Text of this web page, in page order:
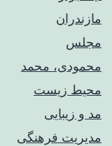
مازندران
مجلس
محمودی، محمد
محیط زیست
مد و زیبایی
مدیریت فرهنگی